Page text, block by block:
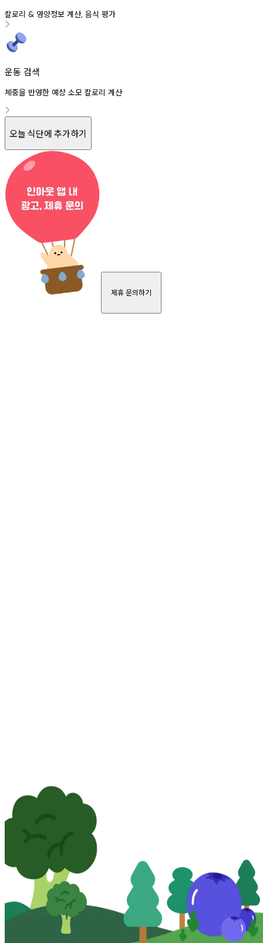
칼로리 & 영양정보 계산, 음식 평가
운동 검색
체중을 반영한 예상 소모 칼로리 계산
오늘 식단에 추가하기
제휴 문의하기